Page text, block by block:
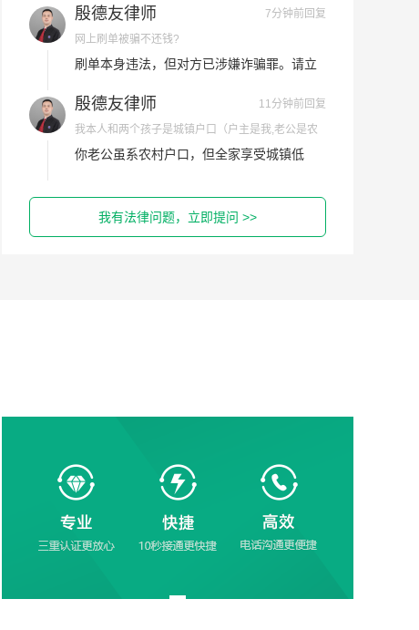
案。追赃虽有难度，报警仍是唯一合法途
帮你梳理证据。我是济南的殷德友律师，如
果仍有疑问，欢迎追问或一对一咨询。
殷德友律师
11分钟前回复
我本人和两个孩子是城镇户口（户主是我,老公是农
村户口（他另外一本户口）?
你老公虽系农村户口，但全家享受城镇低
向乡镇政府书面要求告知具体理由；二、争
低保证、无房证明，不服可申请行政复议。
尽快向住建部门反映实际困难。我是济南的
黄昭能律师
586分钟前回复
女方起诉男方男方不出庭怎么办，想了解男方不出
庭，法院会怎么判决？
具体是什么情况，详细沟通一下，然后给您
石登胤律师
2分钟前回复
我就是想问结婚后户口本迁去男方家了,因为生活中
闹别扭了男方藏了我的身份证我想拿娘家的户口本去
向、双方出轨过错、当地习俗，酌定返还比
例，甚至直接驳回男方返还诉求中华人民
共...。 3、《民法典》第一千零七十一条：非
婚生子女和婚生子女享有同等抚养待遇，一
方出轨属于感情过错，分割财产、抵扣彩礼
时会偏向保护无过错方
我有法律问题，立即提问 >>